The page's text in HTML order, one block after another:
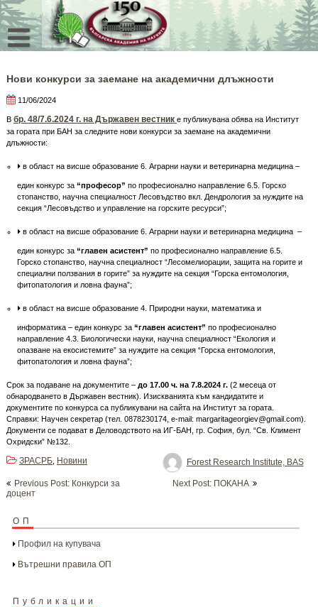
Skip
to
content
Нови конкурси за заемане на академични длъжности
11/06/2024
В бр. 48/7.6.2024 г. на Държавен вестник е публикувана обява на Институт
за гората при БАН за следните нови конкурси за заемане на академични
длъжности:
в област на висше образование 6. Аграрни науки и ветеринарна медицина –
един конкурс за “професор” по професионално направление 6.5. Горско
стопанство, научна специалност Лесовъдство вкл. Дендрология за нуждите на
секция “Лесовъдство и управление на горските ресурси”;
в област на висше образование 6. Аграрни науки и ветеринарна медицина –
един конкурс за “главен асистент” по професионално направление 6.5.
Горско стопанство, научна специалност “Лесомелиорации, защита на горите и
специални ползвания в горите” за нуждите на секция “Горска ентомология,
фитопатология и ловна фауна”;
в област на висше образование 4. Природни науки, математика и
информатика – един конкурс за “главен асистент” по професионално
направление 4.3. Биологически науки, научна специалност “Екология и
опазване на екосистемите” за нуждите на секция “Горска ентомология,
фитопатология и ловна фауна”;
Срок за подаване на документите –до 17.00 ч. на 7.8.2024 г.(2 месеца от
обнародването в Държавен вестник). Изискванията към кандидатите и
документите по конкурса са публикувани на сайта на Институт за гората.
Справки: Научен секретар (тел. 0878230174, e-mail: margaritageorgiev@gmail.com).
Документи се подават в Деловодството на ИГ-БАН, гр. София, бул. “Св. Климент
Охридски” №132.
Forest Research Institute, BAS
ЗРАСРБ,
Новини
navigation
Previous Post: Конкурси за
доцент
Next Post: ПОКАНА
ОП
Профил на купувача
Вътрешни правила ОП
Публикации